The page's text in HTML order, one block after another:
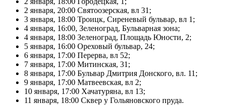
2 января, 20:00 Святоозерская, вл 31;
3 января, 18:00 Троицк, Сиреневый бульвар, вл 1;
4 января, 16:00, Зеленоград, Бульварная зона;
4 января, 18:00 Зеленоград, Площадь Юности, 2;
5 января, 16:00 Ореховый бульвар, 24;
6 января, 17:00 Перерва, вл 52;
7 января, 17:00 Митинская, 31;
8 января, 17:00 Бульвар Дмитрия Донского, вл. 11;
9 января, 17:00 Матвеевская, вл 2;
10 января, 17:00 Хачатуряна, вл 13;
11 января, 18:00 Сквер у Гольяновского пруда.